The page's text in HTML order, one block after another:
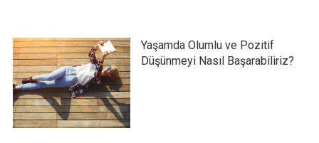
Yaşamda Olumlu ve Pozitif
Düşünmeyi Nasıl Başarabiliriz?